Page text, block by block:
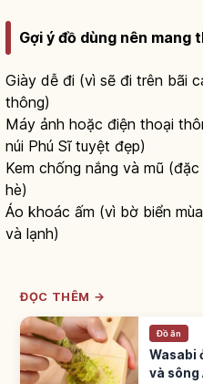
Gợi ý đồ dùng nên mang
Giày dễ đi (vì sẽ đi trên bãi
thông)
Máy ảnh hoặc điện thoại
núi Phú Sĩ tuyệt đẹp)
Kem chống nắng và mũ
hè)
Áo khoác ấm (vì bờ biển
và lạnh)
ĐỌC THÊM →
Đồ ăn
Wasabi
và sông